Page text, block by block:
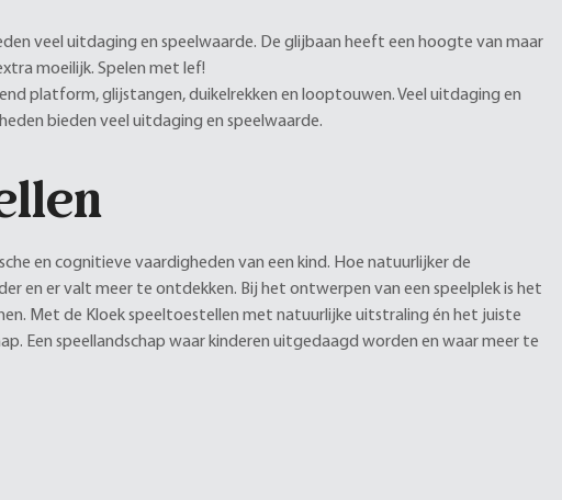
veel uitdaging en speelwaarde. De glijbaan heeft een hoogte van maar
moeilijk. Spelen met lef!
platform, glijstangen, duikelrekken en looptouwen. Veel uitdaging en
bieden veel uitdaging en speelwaarde.
en cognitieve vaardigheden van een kind. Hoe natuurlijker de
en er valt meer te ontdekken. Bij het ontwerpen van een speelplek is het
Met de Kloek speeltoestellen met natuurlijke uitstraling én het juiste
Een speellandschap waar kinderen uitgedaagd worden en waar meer te